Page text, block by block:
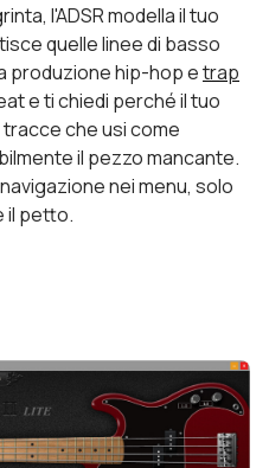
l'ADSR modella il tuo
quelle linee di basso
produzione hip-hop etrap
e ti chiedi perché il tuo
che usi come
il pezzo mancante.
nei menu, solo
il petto.